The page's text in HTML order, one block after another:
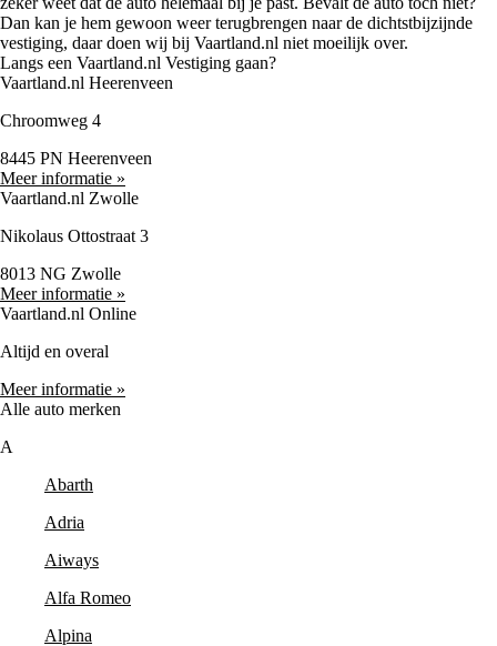
Dan kan je hem gewoon weer terugbrengen naar de dichtstbijzijnde
vestiging, daar doen wij bij Vaartland.nl niet moeilijk over.
Langs een Vaartland.nl Vestiging gaan?
Vaartland.nl Heerenveen
Chroomweg 4
8445 PN Heerenveen
Meer informatie »
Vaartland.nl Zwolle
Nikolaus Ottostraat 3
8013 NG Zwolle
Meer informatie »
Vaartland.nl Online
Altijd en overal
Meer informatie »
Alle auto merken
A
Abarth
Adria
Aiways
Alfa Romeo
Alpina